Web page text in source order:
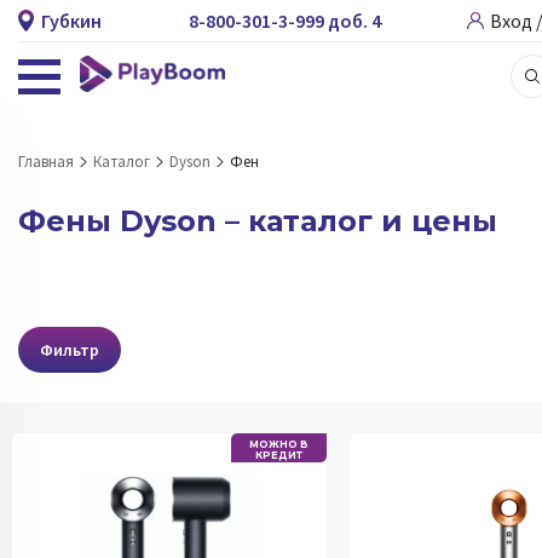
Губкин 8-800-301-3-999 доб. 4 Вход
Главная Каталог Dyson Фен
Фены Dyson – каталог и цены
Фильтр
МОЖНО В
КРЕДИТ